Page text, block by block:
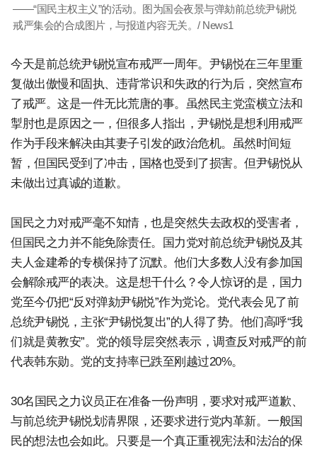
——“国民主权主义”的活动。图为国会夜景与弹劾前总统尹锡悦
戒严集会的合成图片，与报道内容无关。/ News1
今天是前总统尹锡悦宣布戒严一周年。尹锡悦在三年里重
复做出傲慢和固执、违背常识和失政的行为后，突然宣布
了戒严。这是一件无比荒唐的事。虽然民主党蛮横立法和
掣肘也是原因之一，但很多人指出，尹锡悦是想利用戒严
作为手段来解决由其妻子引发的政治危机。虽然时间短
暂，但国民受到了冲击，国格也受到了损害。但尹锡悦从
未做出过真诚的道歉。
国民之力对戒严毫不知情，也是突然失去政权的受害者，
但国民之力并不能免除责任。国力党对前总统尹锡悦及其
夫人金建希的专横保持了沉默。他们大多数人没有参加国
会解除戒严的表决。这是想干什么？令人惊讶的是，国力
党至今仍把“反对弹劾尹锡悦”作为党论。党代表会见了前
总统尹锡悦，主张“尹锡悦复出”的人得了势。他们高呼“我
们就是黄教安”。党的领导层突然表示，调查反对戒严的前
代表韩东勋。党的支持率已跌至刚越过20%。
30名国民之力议员正在准备一份声明，要求对戒严道歉、
与前总统尹锡悦划清界限，还要求进行党内革新。一般国
民的想法也会如此。只要是一个真正重视宪法和法治的保